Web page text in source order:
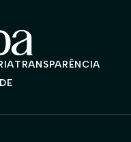
TRANSPARÊNCIA